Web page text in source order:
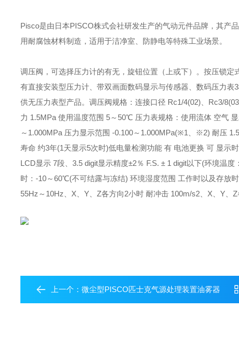
Pisco是由日本PISCO株式会社研发生产的气动元件品牌，其产
用耐腐蚀材料制造，适用于洁净室、防静电等特殊工业场景。
调压阀，可选择压力计的有无，旋钮位置（上或下）。按压锁
有直接安装型压力计、带双画面数码显示与传感器、数码压力
供无压力表型产品。调压阀规格：连接口径 Rc1/4(02)、Rc3/
力 1.5MPa 使用温度范围 5～50℃ 压力表规格：使用流体 空气
～1.000MPa 压力显示范围 -0.100～1.000MPa(※1、※2) 耐压
寿命 约3年(1天显示5次时)低电量检测功能 有 电池更换 可 显示
LCD显示 7段、3.5 digit显示精度±2％ F.S. ± 1 digit以下(环境温
时：-10～60℃(不可结露与冻结) 环境湿度范围 工作时以及存放
55Hz～10Hz、X、Y、Z各方向2小时 耐冲击 100m/s2、X、Y、
上一个：微尘型PISCO匹士克气源处理装置油雾器